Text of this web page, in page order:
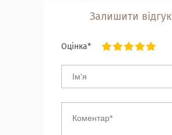
Залишити відгук
Оцінка*